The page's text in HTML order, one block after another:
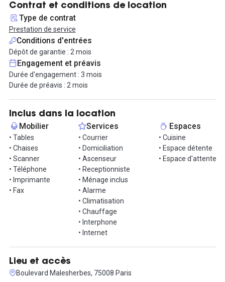
Des services tels que l'accueil, le gardiennage et des espaces de
stockage sont également disponibles.
Le quartier offre une multitude de commerces et de restaurants.
Pour davantage d'informations sur les tarifs, veuillez nous
contacter.
Contrat et conditions de location
Type de contrat
Prestation de service
Conditions d'entrées
Dépôt de garantie : 2 mois
Engagement et préavis
Durée d'engagement : 3 mois
Durée de préavis : 2 mois
Inclus dans la location
Mobilier
• Tables
• Chaises
• Scanner
• Téléphone
• Imprimante
• Fax
Services
• Courrier
• Domiciliation
• Ascenseur
• Receptionniste
• Ménage inclus
• Alarme
• Climatisation
• Chauffage
• Interphone
• Internet
Espaces
• Cuisine
• Espace détente
• Espace d'attente
Lieu et accès
Boulevard Malesherbes, 75008 Paris